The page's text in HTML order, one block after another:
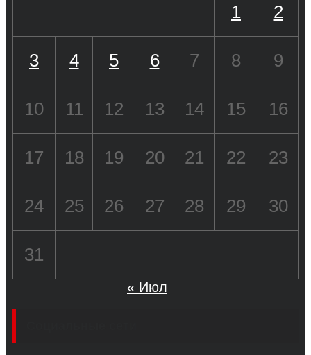
1 2
3 4 5 6 7 8 9
10 11 12 13 14 15 16
17 18 19 20 21 22 23
24 25 26 27 28 29 30
31
« Июл